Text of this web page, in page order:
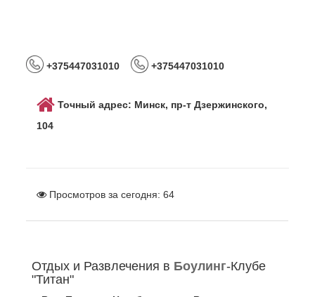
+375447031010 +375447031010
Точный адрес: Минск, пр-т Дзержинского,
104
Просмотров за сегодня:64
Отдых и Развлечения в Боулинг-Клубе
"Титан"